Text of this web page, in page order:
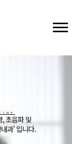
, 초음파 및
과' 입니다.